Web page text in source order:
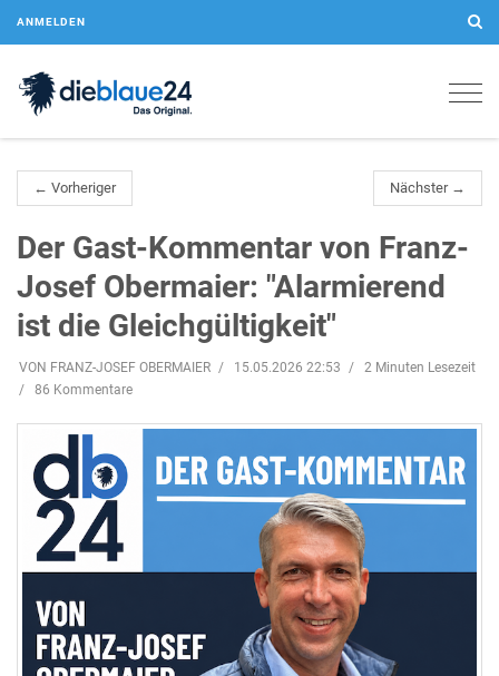
ANMELDEN
← Vorheriger Nächster →
Der Gast-Kommentar von Franz-
Josef Obermaier: "Alarmierend
ist die Gleichgültigkeit"
VON FRANZ-JOSEF OBERMAIER 15.05.2026 22:53
2 Minuten Lesezeit
86 Kommentare